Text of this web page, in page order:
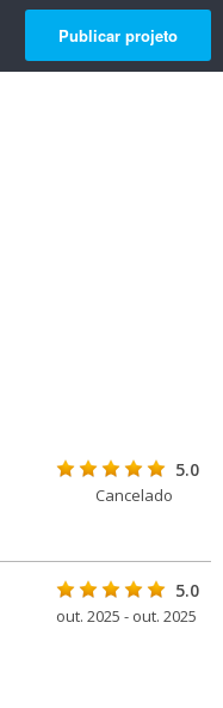
Publicar projeto
5.0
Cancelado
5.0
out. 2025 - out. 2025